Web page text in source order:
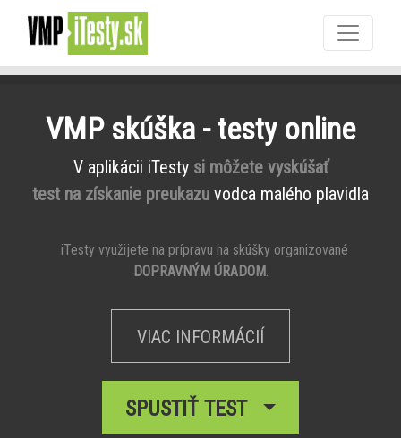
VMP skúška - testy online
V aplikácii iTesty si môžete vyskúšať
test na získanie preukazu vodca malého plavidla
iTesty využijete na prípravu na skúšky organizované
DOPRAVNÝM ÚRADOM.
VIAC INFORMÁCIÍ
SPUSTIŤ TEST